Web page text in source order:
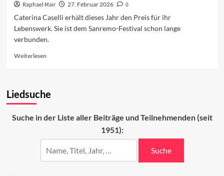
Raphael Mair 27. Februar 2026
0
Caterina Caselli erhält dieses Jahr den Preis für ihr
Lebenswerk. Sie ist dem Sanremo-Festival schon lange
verbunden.
WeiterlesenRead
Caselli
Sanremo-
Liedsuche
Suche in der Liste aller Beiträge und Teilnehmenden (seit
1951):
Suche